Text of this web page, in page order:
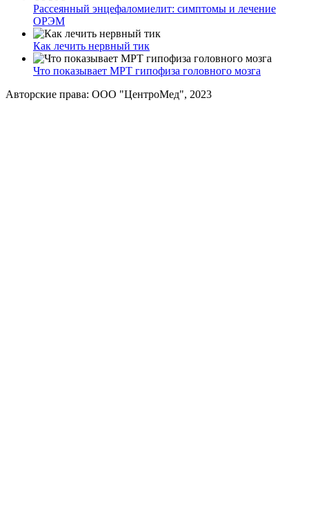
Рассеянный энцефаломиелит: симптомы и лечение
ОРЭМ
Как лечить нервный тик
Что показывает МРТ гипофиза головного мозга
Авторские права: ООО "ЦентроМед", 2023